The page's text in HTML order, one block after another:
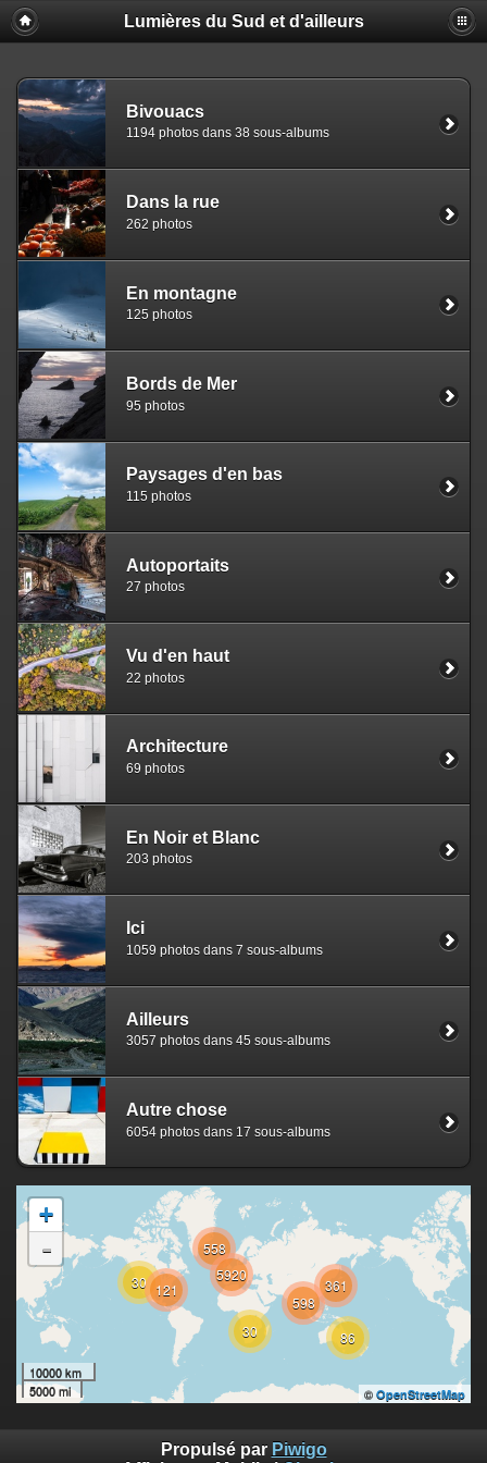
Lumières du Sud et d'ailleurs
Bivouacs
1194 photos dans 38 sous-albums
Dans la rue
262 photos
En montagne
125 photos
Bords de Mer
95 photos
Paysages d'en bas
115 photos
Autoportaits
27 photos
Vu d'en haut
22 photos
Architecture
69 photos
En Noir et Blanc
203 photos
Ici
1059 photos dans 7 sous-albums
Ailleurs
3057 photos dans 45 sous-albums
Autre chose
6054 photos dans 17 sous-albums
558
361
121
598
30
86
30
5920
+
-
10000 km
5000 mi
© OpenStreetMap
Propulsé par Piwigo